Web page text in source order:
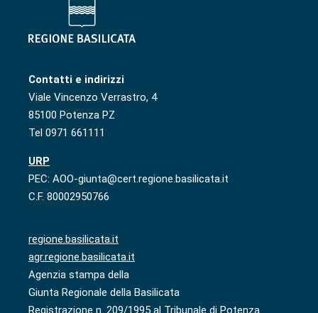
Contatti e indirizzi
Viale Vincenzo Verrastro, 4
85100 Potenza PZ
Tel 0971 661111
URP
PEC: AOO-giunta@cert.regione.basilicata.it
C.F. 80002950766
regione.basilicata.it
agr.regione.basilicata.it
Agenzia stampa della
Giunta Regionale della Basilicata
Registrazione n. 209/1995 al Tribunale di Potenza